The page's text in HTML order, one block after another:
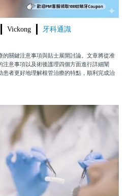
根管收費
美學收費
牙收費
診時間
Vickong 牙科通識
關鍵注意事項與貼士展開討論。文章將從准
意事項以及術後護理四個方面進行詳細闡
患者更好地理解根管治療的特點，順利完成治